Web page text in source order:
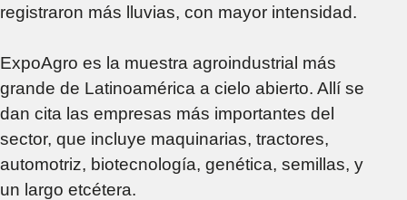
registraron más lluvias, con mayor intensidad.
ExpoAgro es la muestra agroindustrial más
grande de Latinoamérica a cielo abierto. Allí se
dan cita las empresas más importantes del
sector, que incluye maquinarias, tractores,
automotriz, biotecnología, genética, semillas, y
un largo etcétera.